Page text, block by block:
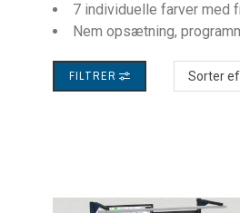
7 individuelle farver med
Nem opsætning,
FILTRER Sorter